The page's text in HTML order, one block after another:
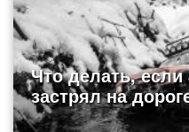
Что делать,
застрял на